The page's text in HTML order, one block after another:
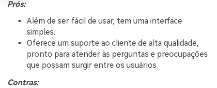
Prós:
Além de ser fácil de usar, tem uma interface
simples.
Oferece um suporte ao cliente de alta qualidade,
pronto para atender às perguntas e preocupações
que possam surgir entre os usuários.
Contras: